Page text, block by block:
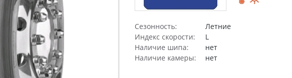
Сезонность:
Летние
Индекс скорости:
L
Наличие шипа:
нет
Наличие камеры:
нет